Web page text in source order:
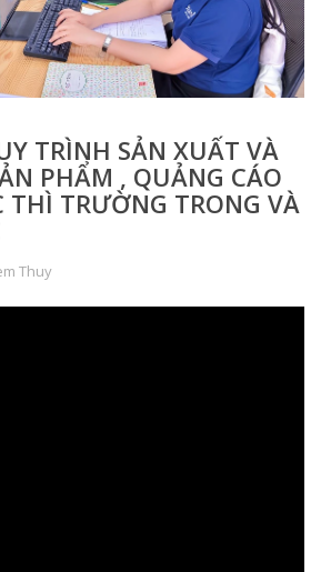
TRÌNH SẢN XUẤT VÀ
PHẨM , QUẢNG CÁO
THÌ TRƯỜNG TRONG VÀ
Thuy